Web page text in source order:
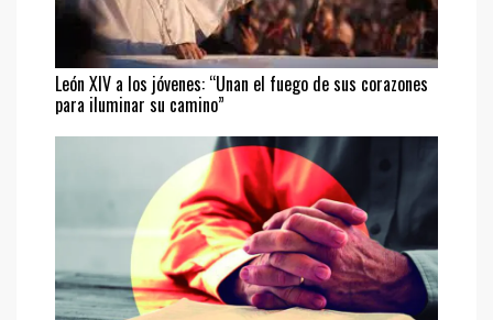
León XIV a los jóvenes: “Unan el fuego de sus corazones
para iluminar su camino”